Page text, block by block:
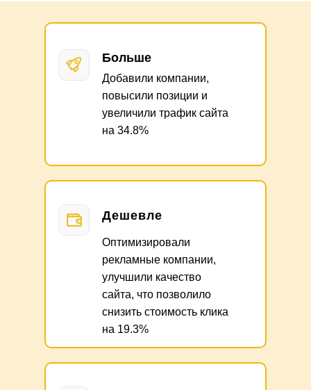
Больше
Добавили компании,
повысили позиции и
увеличили трафик сайта
на 34.8%
Дешевле
Оптимизировали
рекламные компании,
улучшили качество
сайта, что позволило
снизить стоимость клика
на 19.3%